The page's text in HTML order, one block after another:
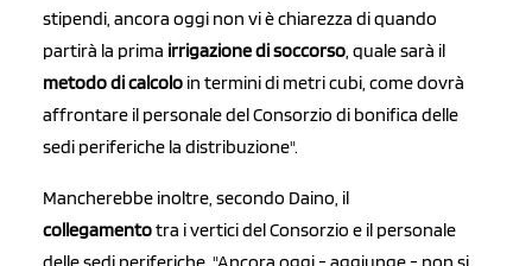
stipendi, ancora oggi non vi è chiarezza di quando
partirà la prima irrigazione di soccorso, quale sarà il
metodo di calcolo in termini di metri cubi, come dovrà
affrontare il personale del Consorzio di bonifica delle
sedi periferiche la distribuzione".
Mancherebbe inoltre, secondo Daino, il
collegamentotra i vertici del Consorzio e il personale